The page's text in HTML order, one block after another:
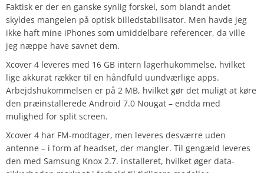
Faktisk er der en ganske synlig forskel, som blandt andet
skyldes mangelen på optisk billedstabilisator. Men havde jeg
ikke haft mine iPhones som umiddelbare referencer, da ville
jeg næppe have savnet dem.
Xcover 4 leveres med 16 GB intern lagerhukommelse, hvilket
lige akkurat rækker til en håndfuld uundværlige apps.
Arbejdshukommelsen er på 2 MB, hvilket gør det muligt at køre
den præinstallerede Android 7.0 Nougat – endda med
mulighed for split screen.
Xcover 4 har FM-modtager, men leveres desværre uden
antenne – i form af headset, der mangler. Til gengæld leveres
den med Samsung Knox 2.7. installeret, hvilket øger data-